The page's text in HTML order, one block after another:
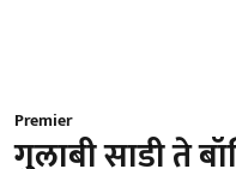
Premier
गुलाबी साडी ते